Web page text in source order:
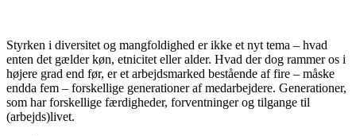
Styrken i diversitet og mangfoldighed er ikke et nyt tema – hvad
enten det gælder køn, etnicitet eller alder. Hvad der dog rammer os i
højere grad end før, er et arbejdsmarked bestående af fire – måske
endda fem – forskellige generationer af medarbejdere. Generationer,
som har forskellige færdigheder, forventninger og tilgange til
(arbejds)livet.